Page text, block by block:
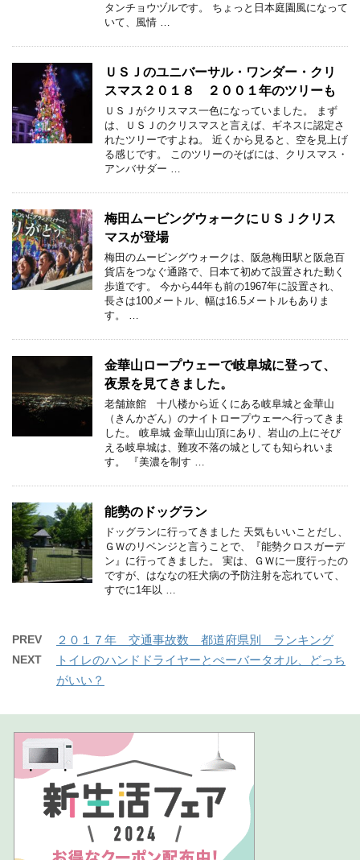
タンチョウヅルです。 ちょっと日本庭園風になって
いて、風情 …
ＵＳＪのユニバーサル・ワンダー・クリ
スマス２０１８ ２００１年のツリーも
ＵＳＪがクリスマス一色になっていました。 まず
は、ＵＳＪのクリスマスと言えば、ギネスに認定さ
れたツリーですよね。 近くから見ると、空を見上げ
る感じです。 このツリーのそばには、クリスマス・
アンバサダー …
梅田ムービングウォークにＵＳＪクリス
マスが登場
梅田のムービングウォークは、阪急梅田駅と阪急百
貨店をつなぐ通路で、日本て初めて設置された動く
歩道です。 今から44年も前の1967年に設置され、
長さは100メートル、幅は16.5メートルもありま
す。 …
金華山ロープウェーで岐阜城に登って、
夜景を見てきました。
老舗旅館 十八楼から近くにある岐阜城と金華山
（きんかざん）のナイトロープウェーへ行ってきま
した。 岐阜城 金華山山頂にあり、岩山の上にそび
える岐阜城は、難攻不落の城としても知られいま
す。 『美濃を制す …
能勢のドッグラン
ドッグランに行ってきました 天気もいいことだし、
ＧＷのリベンジと言うことで、『能勢クロスガーデ
ン』に行ってきました。 実は、ＧＷに一度行ったの
ですが、はななの狂犬病の予防注射を忘れていて、
すでに1年以 …
PREV ２０１７年 交通事故数 都道府県別 ランキング
NEXT
トイレのハンドドライヤーとぺーバータオル、どっち
がいい？